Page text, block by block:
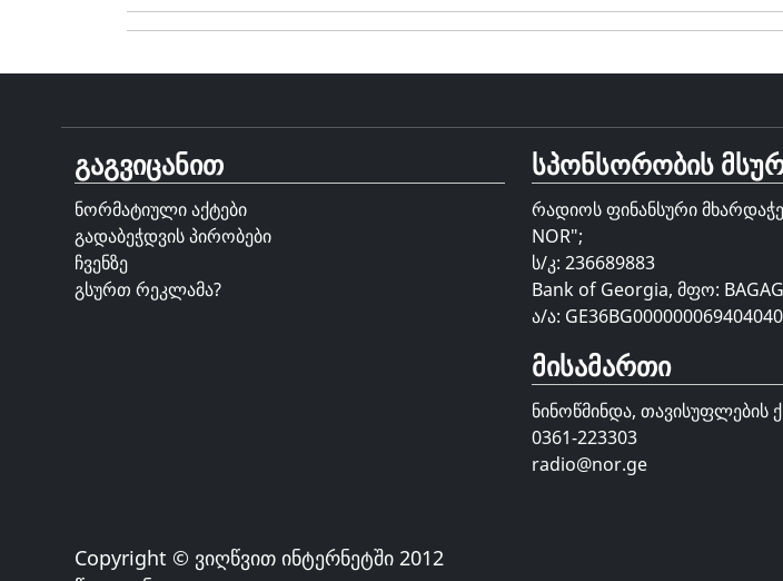
გაგვიცანით
ნორმატიული აქტები
გადაბეჭდვის პირობები
ჩვენზე
გსურთ რეკლამა?
Copyright © ვიღწვით ინტერნეტში 2012
სპონსორობის
რადიოს ფინანსური
NOR";
ს/კ: 236689883
Bank of Georgia, მფო:
ა/ა:
მისამართი
ნინოწმინდა, თავისუფლების
0361-223303
radio@nor.ge